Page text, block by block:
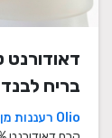
בריח לבנד
Olio רעננות מן הטבע